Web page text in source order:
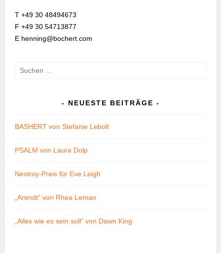
T +49 30 48494673
F +49 30 54713877
E henning@bochert.com
Suchen
NEUESTE BEITRÄGE
BASHERT von Stefanie Lebolt
PSALM von Laura Dolp
Nestroy-Preis für Eve Leigh
„Arendt“ von Rhea Leman
„Alles wie es sein soll“ von Dawn King